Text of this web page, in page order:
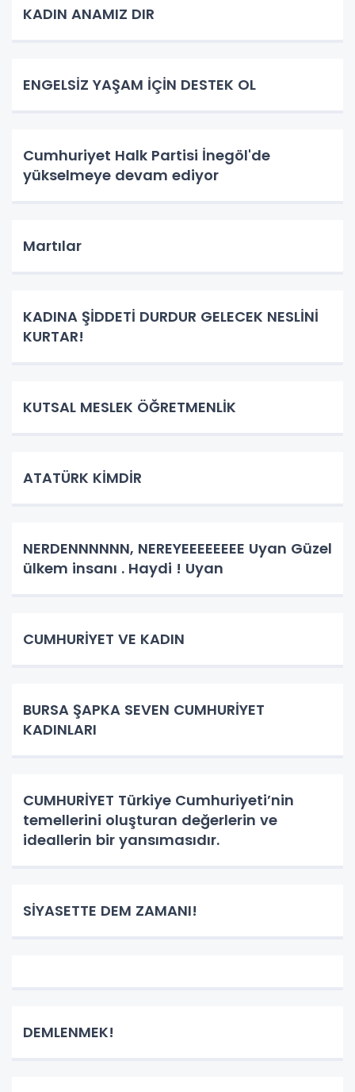
KADIN ANAMIZ DIR
ENGELSİZ YAŞAM İÇİN DESTEK OL
Cumhuriyet Halk Partisi İnegöl'de
yükselmeye devam ediyor
Martılar
KADINA ŞİDDETİ DURDUR GELECEK NESLİNİ
KURTAR!
KUTSAL MESLEK ÖĞRETMENLİK
ATATÜRK KİMDİR
NERDENNNNNN, NEREYEEEEEEEE Uyan Güzel
ülkem insanı . Haydi ! Uyan
CUMHURİYET VE KADIN
BURSA ŞAPKA SEVEN CUMHURİYET
KADINLARI
CUMHURİYET Türkiye Cumhuriyeti’nin
temellerini oluşturan değerlerin ve
ideallerin bir yansımasıdır.
SİYASETTE DEM ZAMANI!
DEMLENMEK!